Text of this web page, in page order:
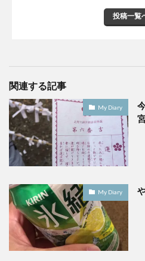
投稿一覧
関連する記事
My Diary
My Diary